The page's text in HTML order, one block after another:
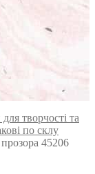
творчості та
по склу
45206